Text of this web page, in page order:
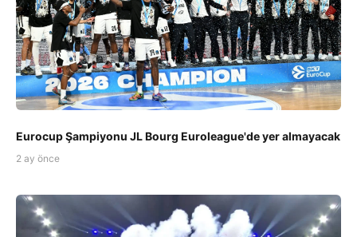
Eurocup Şampiyonu JL Bourg Euroleague'de yer almayacak
2 ay önce